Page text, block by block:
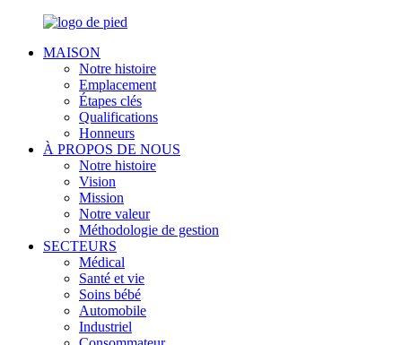
MAISON
Notre histoire
Emplacement
Étapes clés
Qualifications
Honneurs
À PROPOS DE NOUS
Notre histoire
Vision
Mission
Notre valeur
Méthodologie de gestion
SECTEURS
Médical
Santé et vie
Soins bébé
Automobile
Industriel